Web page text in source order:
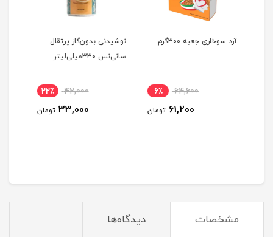
آرد سوخاری جعبه ۳۰۰گرم
64,600 6٪
61,200 تومان
نوشیدنی بدون‌گاز پرتقال
سانی‌نس ۳۳۰میلی‌لیتر
42,000 22٪
33,000 تومان
مشخصات دیدگاه‌ها